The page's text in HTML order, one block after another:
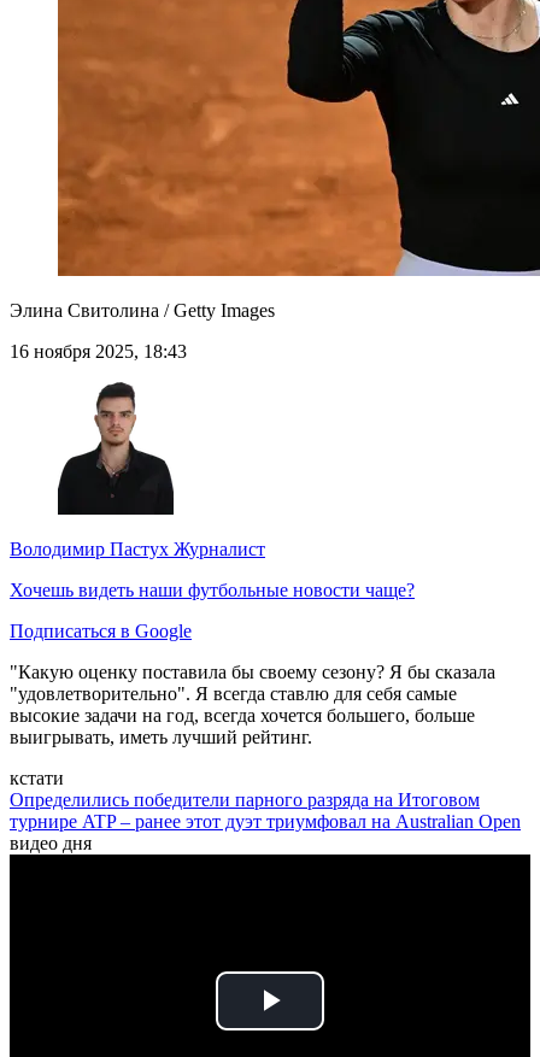
Элина Свитолина / Getty Images
16 ноября 2025, 18:43
Володимир Пастух Журналист
Хочешь видеть наши футбольные новости чаще?
Подписаться в Google
"Какую оценку поставила бы своему сезону? Я бы сказала
"удовлетворительно". Я всегда ставлю для себя самые
высокие задачи на год, всегда хочется большего, больше
выигрывать, иметь лучший рейтинг.
кстати
Определились победители парного разряда на Итоговом
турнире ATP – ранее этот дуэт триумфовал на Australian Open
видео дня
Play